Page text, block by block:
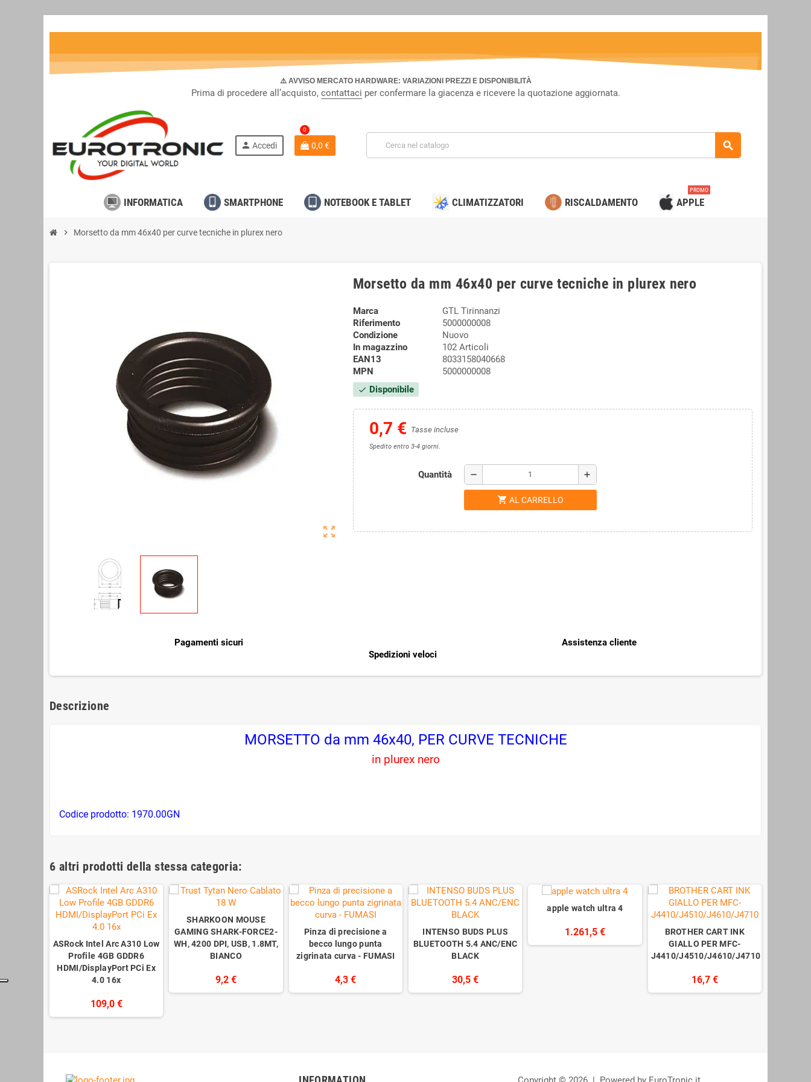
⚠️ AVVISO MERCATO HARDWARE: VARIAZIONI PREZZI E DISPONIBILITÀ
Prima di procedere all’acquisto, contattaci per confermare la giacenza e ricevere la quotazione aggiornata.
person Accedi
0
0,0 € search
INFORMATICA SMARTPHONE NOTEBOOK E TABLET CLIMATIZZATORI RISCALDAMENTO APPLE
PROMO
chevron_right Morsetto da mm 46x40 per curve tecniche in plurex nero
zoom_out_map
Morsetto da mm 46x40 per curve tecniche in plurex nero
Marca
GTL Tirinnanzi
Riferimento
5000000008
Condizione
Nuovo
In magazzino
102 Articoli
EAN13
8033158040668
MPN
5000000008
check Disponibile
0,7 € Tasse incluse
Spedito entro 3-4 giorni.
Quantità remove add
shopping_cart AL CARRELLO
Pagamenti sicuri
Spedizioni veloci
Assistenza cliente
Descrizione
MORSETTO da mm 46x40, PER CURVE TECNICHE
in plurex nero
Codice prodotto: 1970.00GN
6 altri prodotti della stessa categoria:
ASRock Intel Arc A310 Low
Profile 4GB GDDR6
HDMI/DisplayPort PCi Ex
4.0 16x
109,0 €
SHARKOON MOUSE
GAMING SHARK-FORCE2-
WH, 4200 DPI, USB, 1.8MT,
BIANCO
9,2 €
Pinza di precisione a
becco lungo punta
zigrinata curva - FUMASI
4,3 €
INTENSO BUDS PLUS
BLUETOOTH 5.4 ANC/ENC
BLACK
30,5 €
apple watch ultra 4
1.261,5 €
BROTHER CART INK
GIALLO PER MFC-
J4410/J4510/J4610/J4710
16,7 €